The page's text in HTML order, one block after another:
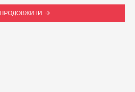
ПРОДОВЖИТИ